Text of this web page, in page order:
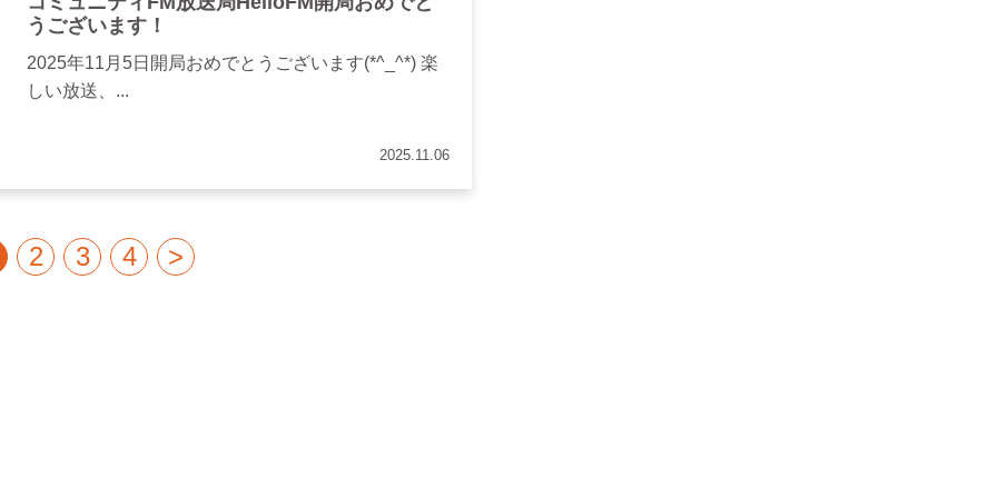
うございます！
2025年11月5日開局おめでとうございます(*^_^*) 楽
しい放送、...
2025.11.06
2 3 4 >